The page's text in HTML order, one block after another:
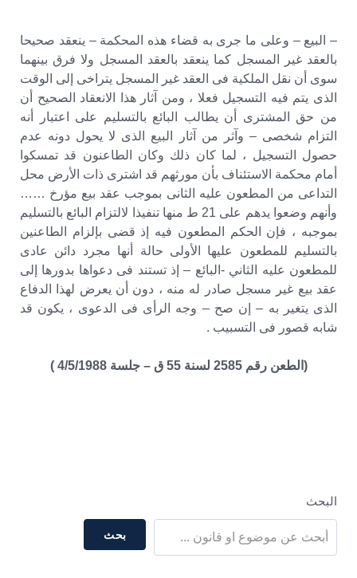
– البيع – وعلى ما جرى به قضاء هذه المحكمة – ينعقد صحيحا
بالعقد غير المسجل كما ينعقد بالعقد المسجل ولا فرق بينهما
سوى أن نقل الملكية فى العقد غير المسجل يتراخى إلى الوقت
الذى يتم فيه التسجيل فعلا ، ومن آثار هذا الانعقاد الصحيح أن
من حق المشترى أن يطالب البائع بالتسليم على اعتبار أنه
التزام شخصى – وآثر من آثار البيع الذى لا يحول دونه عدم
حصول التسجيل ، لما كان ذلك وكان الطاعنون قد تمسكوا
أمام محكمة الاستئناف بأن مورثهم قد اشترى ذات الأرض محل
التداعى من المطعون عليه الثانى بموجب عقد بيع مؤرخ ……
وأنهم وضعوا يدهم على 21 ط منها تنفيذا لالتزام البائع بالتسليم
بموجبه ، فإن الحكم المطعون فيه إذ قضى بإلزام الطاعنين
بالتسليم للمطعون عليها الأولى حالة أنها مجرد دائن عادى
للمطعون عليه الثاني -البائع – إذ تستند فى دعواها بدورها إلى
عقد بيع غير مسجل صادر له منه ، دون أن يعرض لهذا الدفاع
الذى يتغير به – إن صح – وجه الرأى فى الدعوى ، يكون قد
شابه قصور فى التسبيب .
(الطعن رقم 2585 لسنة 55 ق – جلسة 4/5/1988 )
البحث
بحث